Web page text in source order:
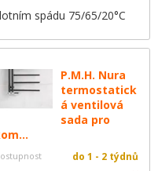
P.M.H. Nura
termostatick
á ventilová
sada pro
do 1 - 2 týdnů
spádu 75/65/20°C